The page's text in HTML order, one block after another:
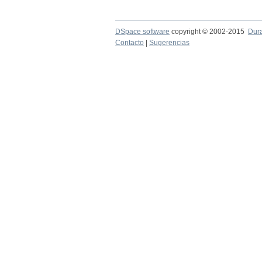
DSpace software copyright © 2002-2015
Contacto
Sugerencias